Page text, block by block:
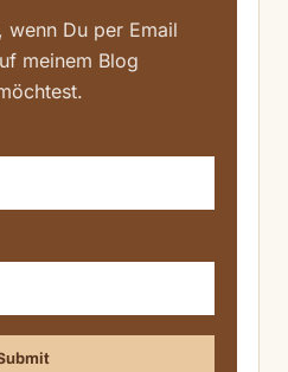
wenn Du per Email
meinem Blog